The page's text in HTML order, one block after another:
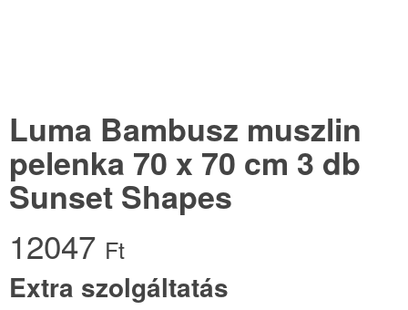
Luma Bambusz muszlin
pelenka 70 x 70 cm 3 db
Sunset Shapes
12047 Ft
Extra szolgáltatás